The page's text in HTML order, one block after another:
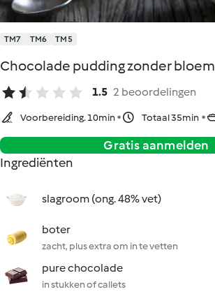
TM7 TM6 TM5
Chocolade pudding zonder bloem
1.5 2 beoordelingen
Voorbereiding. 10min Totaal 35min
Gratis aanmelden
Ingrediënten
slagroom (ong. 48% vet)
boter
zacht, plus extra om in te vetten
pure chocolade
in stukken of callets